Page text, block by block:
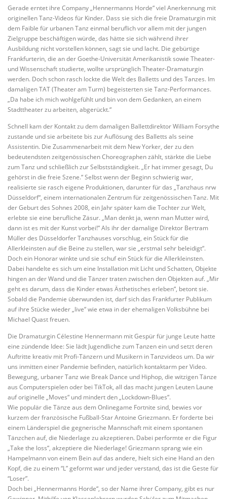
Gerade erntet ihre Company „Hennermanns Horde“ viel Anerkennung mit
originellen Tanz-Videos für Kinder. Dass sie sich die freie Dramaturgin mit
dem Faible für urbanen Tanz einmal beruflich vor allem mit der jungen
Zielgruppe beschäftigen würde, das hätte sie sich während ihrer
Ausbildung nicht vorstellen können, sagt sie und lacht. Die gebürtige
Frankfurterin, die an der Goethe-Universität Amerikanistik sowie Theater-
und Wissenschaft studierte, wollte ursprünglich Theater-Dramaturgin
werden. Doch schon rasch lockte die Welt des Balletts und des Tanzes. Im
damaligen TAT (Theater am Turm) begeisterten sie Tanz-Performances.
„Da habe ich mich wohlgefühlt und bin von dem Gedanken, an einem
Stadttheater zu arbeiten, abgerückt.“
Schnell kam der Kontakt zu dem damaligen Ballettdirektor William Forsythe
zustande und sie arbeitete bis zur Auflösung des Balletts als seine
Assistentin. Die Zusammenarbeit mit dem New Yorker, der zu den
bedeutendsten zeitgenössischen Choreographen zählt, stärkte die Liebe
zum Tanz und schließlich zur Selbstständigkeit. „Er hat immer gesagt, Du
gehörst in die freie Szene.“ Selbst wenn der Beginn schwierig war,
realisierte sie rasch eigene Produktionen, darunter für das „Tanzhaus nrw
Düsseldorf“, einem internationalen Zentrum für zeitgenössischen Tanz. Mit
der Geburt des Sohnes 2008, ein Jahr später kam die Tochter zur Welt,
erlebte sie eine berufliche Zäsur. „Man denkt ja, wenn man Mutter wird,
dann ist es mit der Kunst vorbei!“ Als ihr der damalige Direktor Bertram
Müller des Düsseldorfer Tanzhauses vorschlug, ein Stück für die
Allerkleinsten auf die Beine zu stellen, war sie „erstmal sehr beleidigt“.
Doch ein Honorar winkte und sie schuf ein Stück für die Allerkleinsten.
Dabei handelte es sich um eine Installation mit Licht und Schatten, Objekte
hingen an der Wand und die Tänzer traten zwischen den Objekten auf. „Mir
geht es darum, dass die Kinder etwas Ästhetisches erleben“, betont sie.
Sobald die Pandemie überwunden ist, darf sich das Frankfurter Publikum
auf ihre Stücke wieder „live“ wie etwa in der ehemaligen Volksbühne bei
Michael Quast freuen.
Die Dramaturgin Célestine Hennermann mit Gespür für junge Leute hatte
eine zündende Idee: Sie lädt Jugendliche zum Tanzen ein und setzt deren
Auftritte kreativ mit Profi-Tänzern und Musikern in Tanzvideos um. Da wir
uns inmitten einer Pandemie befinden, natürlich kontaktarm per Video.
Bewegung, urbaner Tanz wie Break Dance und Hiphop, die witzigen Tänze
aus Computerspielen oder bei TikTok, all das macht jungen Leuten Laune
auf originelle „Moves“ und mindert den „Lockdown-Blues“.
Wie populär die Tänze aus dem Onlinegame Fortnite sind, bewies vor
kurzem der französische Fußball-Star Antoine Griezmann. Er forderte bei
einem Länderspiel die gegnerische Mannschaft mit einem spontanen
Tänzchen auf, die Niederlage zu akzeptieren. Dabei performte er die Figur
„Take the loss“, akzeptiere die Niederlage! Griezmann sprang wie ein
Hampelmann von einem Bein auf das andere, hielt sich eine Hand an den
Kopf, die zu einem “L” geformt war und jeder verstand, das ist die Geste für
“Loser”.
Doch bei „Hennermanns Horde“, so der Name ihrer Company, gibt es nur